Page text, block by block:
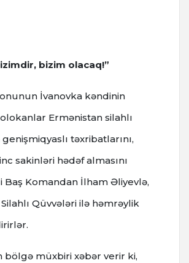
bizim olacaq!”
İvanovka kəndinin
Ermənistan silahlı
təxribatlarını,
sakinləri hədəf almasını
Baş Komandan İlham Əliyevlə,
Qüvvələri ilə həmrəylik
bölgə müxbiri xəbər verir ki,